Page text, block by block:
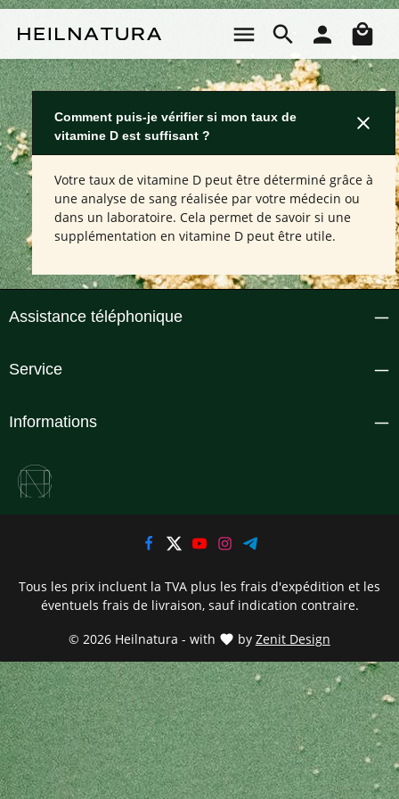
Comment puis-je vérifier si mon taux de
vitamine D est suffisant ?
Votre taux de vitamine D peut être déterminé grâce à
une analyse de sang réalisée par votre médecin ou
dans un laboratoire. Cela permet de savoir si une
supplémentation en vitamine D peut être utile.
Assistance téléphonique
Service
Informations
© 2026 Heilnatura - with by Zenit Design
Tous les prix incluent la TVA plus les frais d'expédition et les
éventuels frais de livraison, sauf indication contraire.